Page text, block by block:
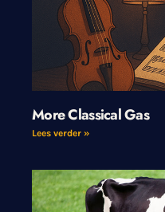
More Classical Gas
Lees verder »